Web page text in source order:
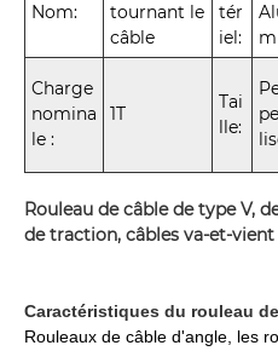
Nom:
tournant le
câble
tér
iel:
m
Charge
nomina
le :
1T
Tai
lle:
Rouleau de câble de type V,
de traction, câbles va-et-vient
Caractéristiques du rouleau
Rouleaux de câble d'angle, les